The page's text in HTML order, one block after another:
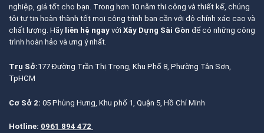
nghiệp, giá tốt cho bạn. Trong hơn 10 năm thi công và thiết kế, chúng
tôi tự tin hoàn thành tốt mọi công trình bạn cần với độ chính xác cao và
chất lượng. Hãy liên hệ ngay với Xây Dựng Sài Gòn để có những công
trình hoàn hảo và ưng ý nhất.
Trụ Sở:177 Đường Trần Thị Trọng, Khu Phố 8, Phường Tân Sơn,
TpHCM
Cơ Sở 2: 05 Phùng Hưng, Khu phố 1, Quận 5, Hồ Chí Minh
Hotline: 0961 894 472